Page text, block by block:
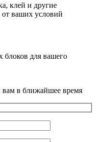
клей и другие
от ваших условий
блоков для вашего
в ближайшее время